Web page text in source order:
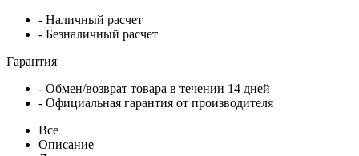
- Наличный расчет
- Безналичный расчет
Гарантия
- Обмен/возврат товара в течении 14 дней
- Официальная гарантия от производителя
Все
Описание